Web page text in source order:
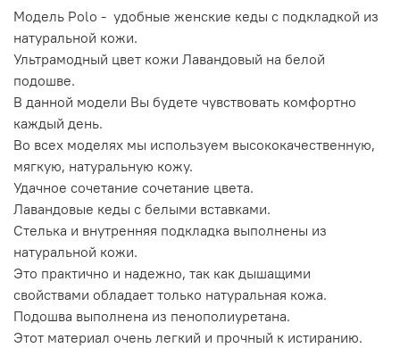
Модель Polo - удобные женские кеды с подкладкой из
натуральной кожи.
Ультрамодный цвет кожи Лавандовый на белой
подошве.
В данной модели Вы будете чувствовать комфортно
каждый день.
Во всех моделях мы используем высококачественную,
мягкую, натуральную кожу.
Удачное сочетание сочетание цвета.
Лавандовые кеды с белыми вставками.
Стелька и внутренняя подкладка выполнены из
натуральной кожи.
Это практично и надежно, так как дышащими
свойствами обладает только натуральная кожа.
Подошва выполнена из пенополиуретана.
Этот материал очень легкий и прочный к истиранию.